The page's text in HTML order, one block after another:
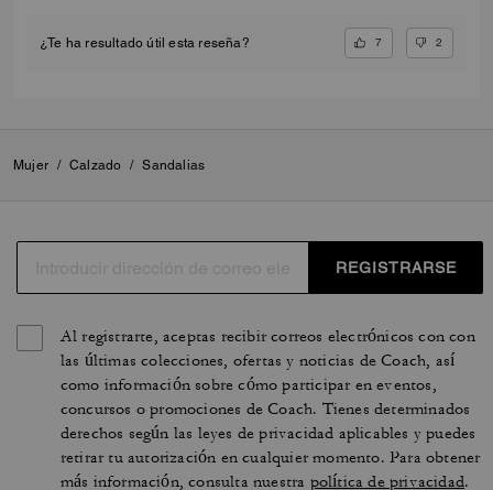
¿Te ha resultado útil esta reseña? 7 2
Mujer / Calzado / Sandalias
REGISTRARSE
Al registrarte, aceptas recibir correos electrónicos con con
las últimas colecciones, ofertas y noticias de Coach, así
como información sobre cómo participar en eventos,
concursos o promociones de Coach. Tienes determinados
derechos según las leyes de privacidad aplicables y puedes
retirar tu autorización en cualquier momento. Para obtener
más información, consulta nuestra política de privacidad.